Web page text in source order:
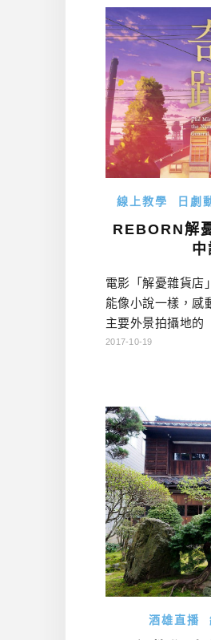
步，現在除了永久
8年就已經改用
…
線上教學 日劇
REBORN解
電影「解憂雜貨店
能像小說一樣，感
主要外景拍攝地
感覺一定要看一下
了很棒的註解，有
心意，我們之所以
是嗎？有機會我再
2017-10-19
酒雄直播